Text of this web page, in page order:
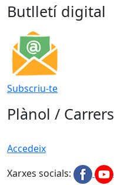
Butlletí digital
Subscriu-te
Plànol / Carrers
Accedeix
Xarxes socials: